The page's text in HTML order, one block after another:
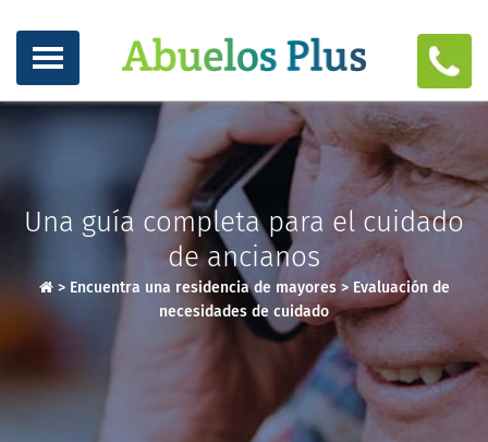
Una guía completa para el cuidado
de ancianos
> Encuentra una residencia de mayores>Evaluación de
necesidades de cuidado